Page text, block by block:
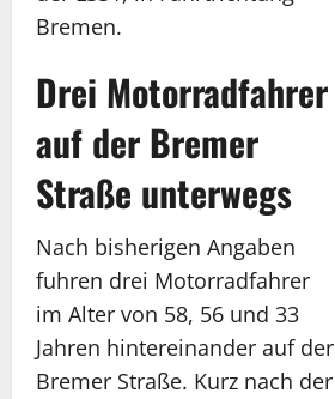
Bremen.
Drei Motorradfahrer
auf der Bremer
Straße unterwegs
Nach bisherigen Angaben
fuhren drei Motorradfahrer
im Alter von 58, 56 und 33
Jahren hintereinander auf der
Bremer Straße. Kurz nach der